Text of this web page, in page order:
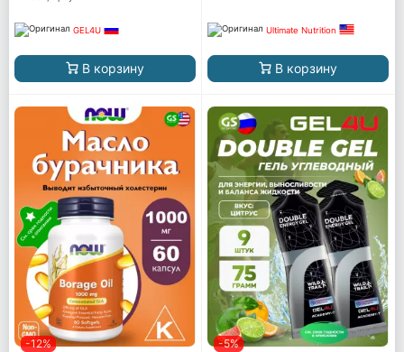
GEL4U
В корзину
Ultimate Nutrition
В корзину
-12% -5%